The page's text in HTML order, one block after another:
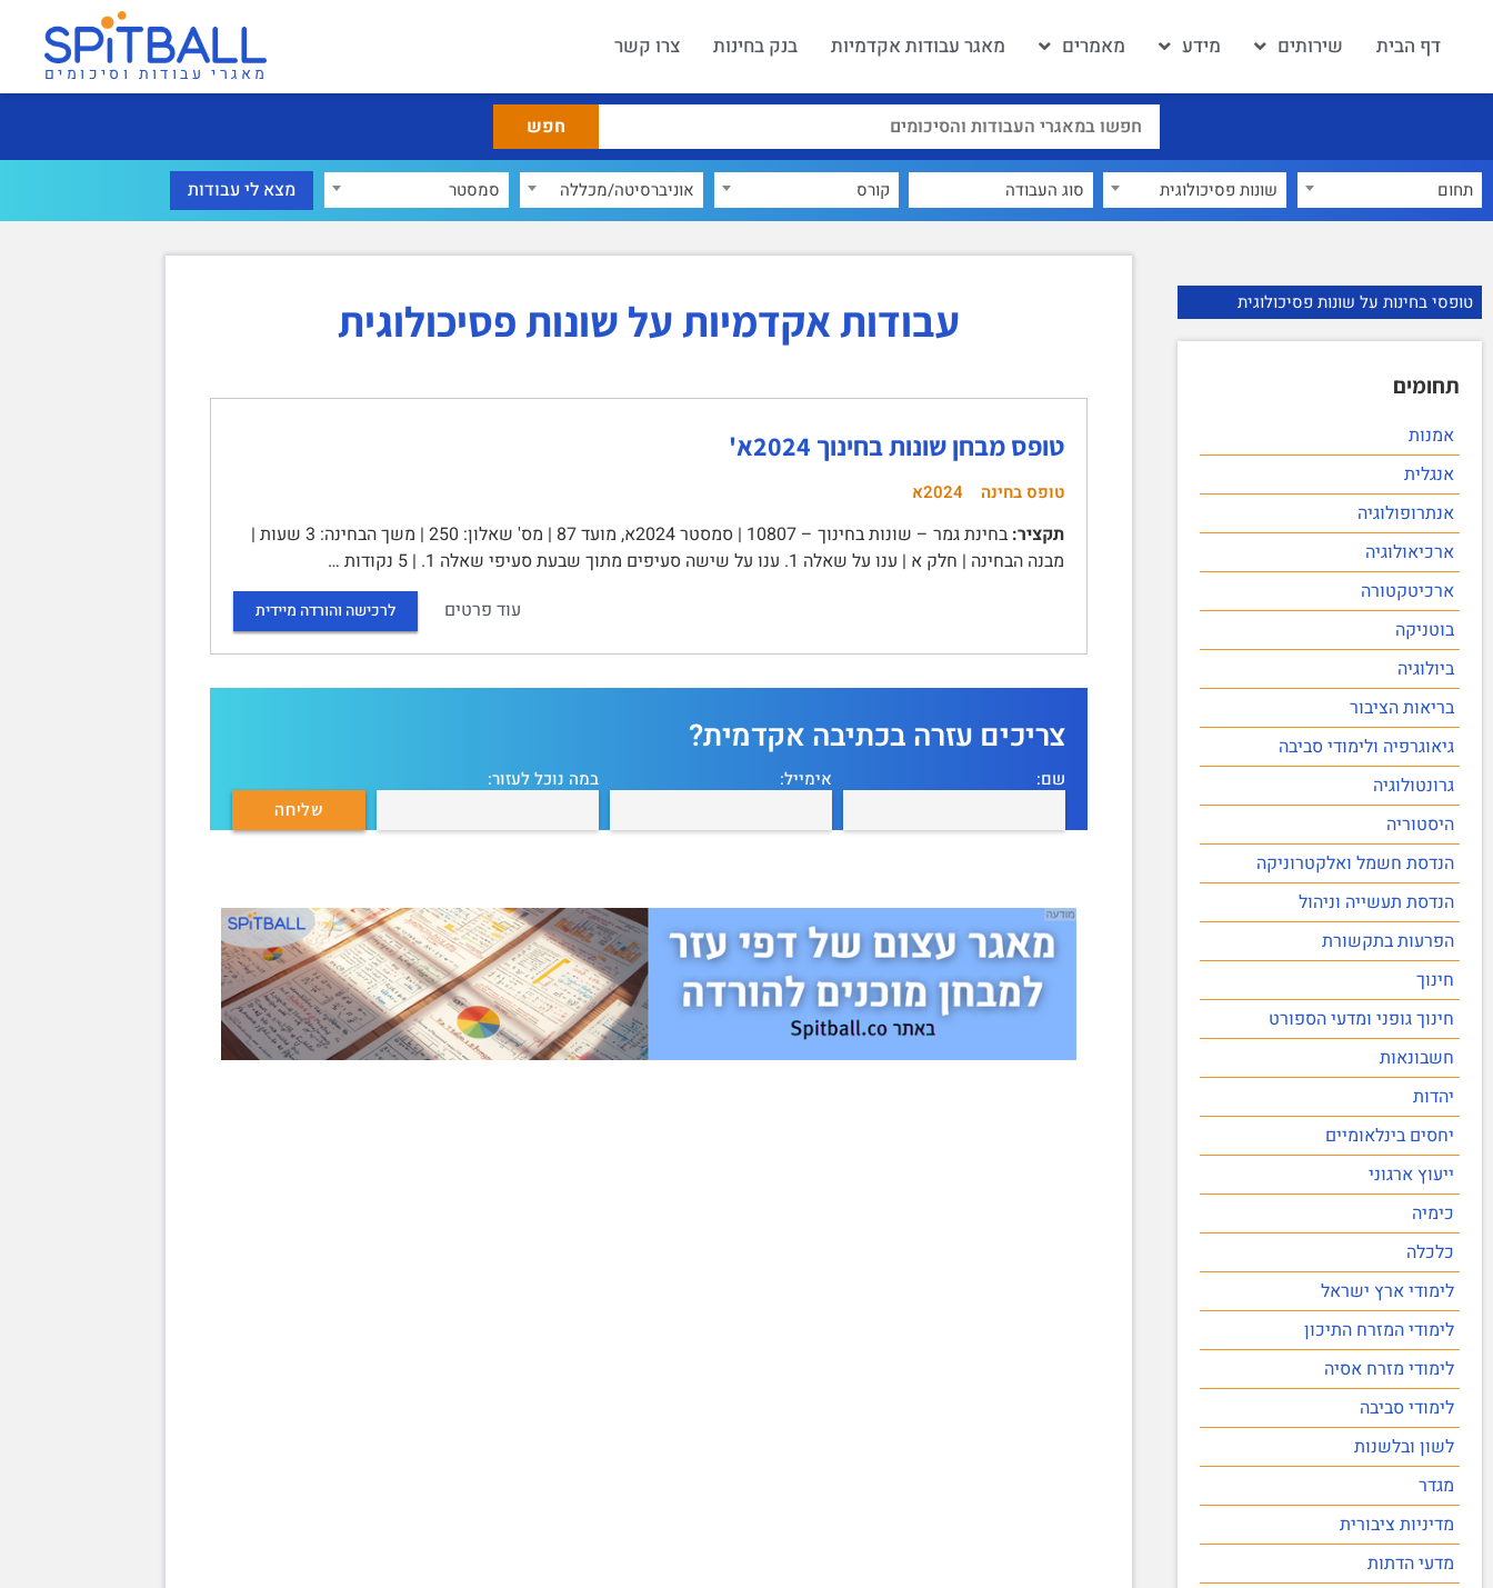
דף הבית שירותים מידע מאמרים מאגר עבודות אקדמיות בנק בחינות צרו קשר
מאגרי עבודות וסיכומים
תחום שונות פסיכולוגית קורס אוניברסיטה/מכללה סמסטר
טופסי בחינות על שונות פסיכולוגית
תחומים
אמנות
אנגלית
אנתרופולוגיה
ארכיאולוגיה
ארכיטקטורה
בוטניקה
ביולוגיה
בריאות הציבור
גיאוגרפיה ולימודי סביבה
גרונטולוגיה
היסטוריה
הנדסת חשמל ואלקטרוניקה
הנדסת תעשייה וניהול
הפרעות בתקשורת
חינוך
חינוך גופני ומדעי הספורט
חשבונאות
יהדות
יחסים בינלאומיים
ייעוץ ארגוני
כימיה
כלכלה
לימודי ארץ ישראל
לימודי המזרח התיכון
לימודי מזרח אסיה
לימודי סביבה
לשון ובלשנות
מגדר
מדיניות ציבורית
מדעי הדתות
עבודות אקדמיות על שונות פסיכולוגית
טופס מבחן שונות בחינוך 2024א'
טופס בחינה 2024א
תקציר:
בחינת גמר – שונות בחינוך – 10807 | סמסטר 2024א, מועד 87 | מס' שאלון: 250 | משך הבחינה: 3 שעות |
מבנה הבחינה | חלק א | ענו על שאלה 1. ענו על שישה סעיפים מתוך שבעת סעיפי שאלה 1. | 5 נקודות …
עוד פרטים
לרכישה והורדה מיידית
צריכים עזרה בכתיבה אקדמית?
שם: אימייל: במה נוכל לעזור: